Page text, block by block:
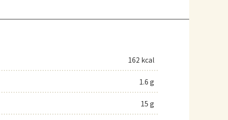
162 kcal
1.6 g
15 g